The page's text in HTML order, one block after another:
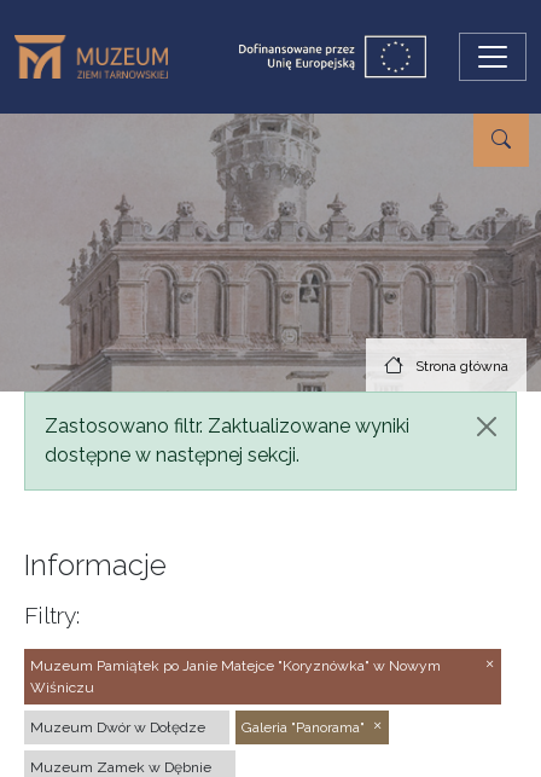
Strona główna
Komunikat
Zastosowano filtr. Zaktualizowane wyniki
dostępne w następnej sekcji.
Informacje
Filtry:
Muzeum Pamiątek po Janie Matejce "Koryznówka" w Nowym
Wiśniczu
Muzeum Dwór w Dołędze Galeria "Panorama"
Muzeum Zamek w Dębnie